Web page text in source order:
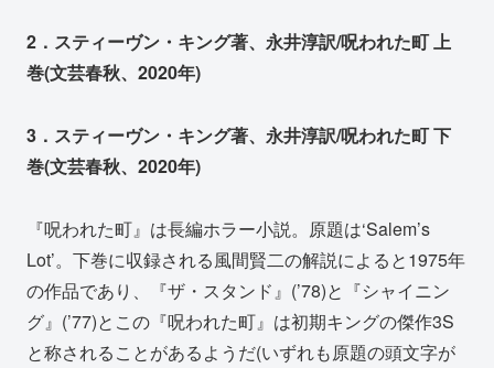
2．スティーヴン・キング著、永井淳訳/呪われた町 上
巻(文芸春秋、2020年)
3．スティーヴン・キング著、永井淳訳/呪われた町 下
巻(文芸春秋、2020年)
『呪われた町』は長編ホラー小説。原題は‘Salem’s
Lot’。下巻に収録される風間賢二の解説によると1975年
の作品であり、『ザ・スタンド』(’78)と『シャイニン
グ』(’77)とこの『呪われた町』は初期キングの傑作3S
と称されることがあるようだ(いずれも原題の頭文字が